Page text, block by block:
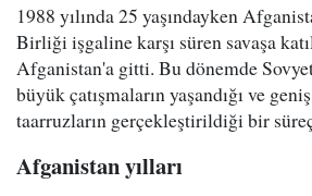
1988 yılında 25 yaşındayken
Birliği işgaline karşı süren savaşa
Afganistan'a gitti. Bu dönemde
büyük çatışmaların yaşandığı ve
taarruzların gerçekleştirildiği bir
Afganistan yılları